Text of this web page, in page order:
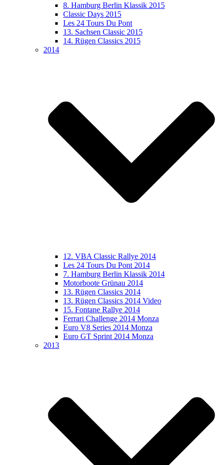
8. Hamburg Berlin Klassik 2015
Classic Days 2015
Les 24 Tours Du Pont
13. Sachsen Classic 2015
14. Rügen Classics 2015
2014
12. VBA Classic Rallye 2014
Les 24 Tours Du Pont 2014
7. Hamburg Berlin Klassik 2014
Motorboote Grünau 2014
13. Rügen Classics 2014
13. Rügen Classics 2014 Video
15. Fontane Rallye 2014
Ferrari Challenge 2014 Monza
Euro V8 Series 2014 Monza
Euro GT Sprint 2014 Monza
2013